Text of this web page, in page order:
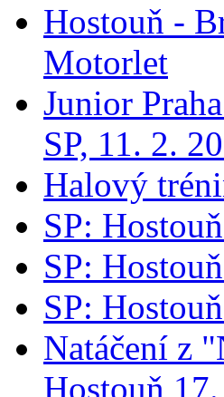
Hostouň -
Motorlet
Junior
SP, 11. 2.
Halový
SP:
SP:
SP:
Natáčení z
Hostouň